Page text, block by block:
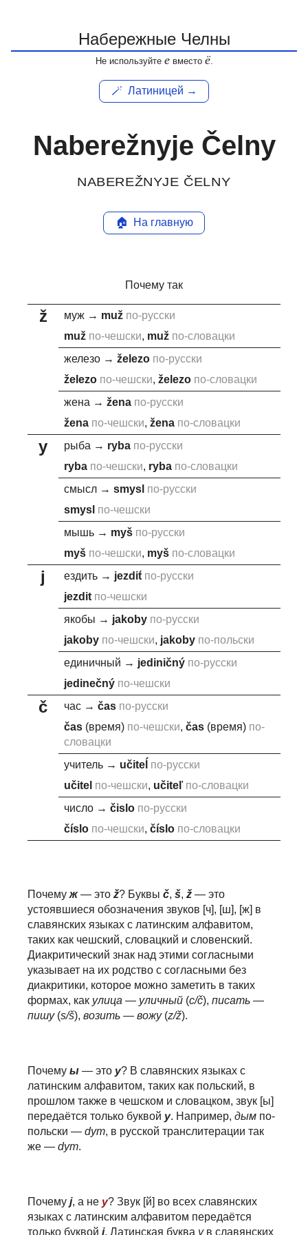
Не используйте евместо ё.
🪄 Латиницей →
Naberežnyje Čelny
NABEREŽNYJE ČELNY
🏠 На главную
Почему так
ž муж → muž по-русски
muž по-чешски, muž по-словацки
железо → železo по-русски
železo по-чешски, železo по-словацки
жена → žena по-русски
žena по-чешски, žena по-словацки
y рыба → ryba по-русски
ryba по-чешски, ryba по-словацки
смысл → smysl по-русски
smysl по-чешски
мышь → myš по-русски
myš по-чешски, myš по-словацки
j ездить → jezdit́ по-русски
jezdit по-чешски
якобы → jakoby по-русски
jakoby по-чешски, jakoby по-польски
единичный → jediničný по-русски
jedinečný по-чешски
č час → čas по-русски
čas (время) по-чешски, čas (время) по-
словацки
учитель → učiteĺ по-русски
učitel по-чешски, učiteľ по-словацки
число → čislo по-русски
číslo по-чешски, číslo по-словацки
Почему ж— это ž? Буквы č, š, ž — это
устоявшиеся обозначения звуков [ч], [ш], [ж] в
славянских языках с латинским алфавитом,
таких как чешский, словацкий и словенский.
Диакритический знак над этими согласными
указывает на их родство с согласными без
диакритики, которое можно заметить в таких
формах, как улица — уличный (c/č), писать —
пишу(s/š), возить — вожу(z/ž).
Почему ы — это y? В славянских языках с
латинским алфавитом, таких как польский, в
прошлом также в чешском и словацком, звук [ы]
передаётся только буквой y. Например, дым по-
польски — dym, в русской транслитерации так
же — dym.
Почему j, а не y? Звук [й] во всех славянских
языках с латинским алфавитом передаётся
только буквой j. Латинская буква yв славянских